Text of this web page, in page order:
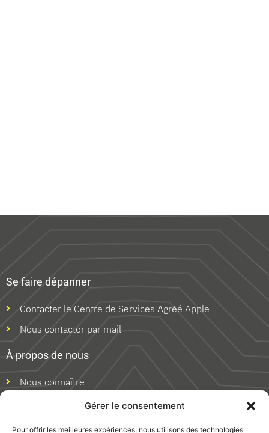
Gérer le consentement
Pour offrir les meilleures expériences, nous utilisons des technologies
Se faire dépanner
Contacter le Centre de Services Agréé Apple
Nous contacter par mail
À propos de nous
Nous connaître
Découvrir nos actualités